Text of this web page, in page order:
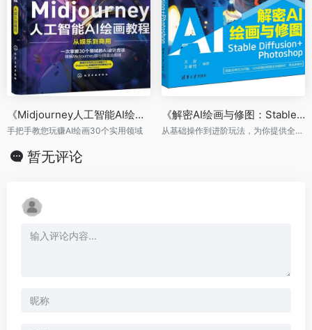
《Midjourney人工智能AI绘画教程：从娱乐到商用》
手把手教您玩赚AI绘画30个实用领域
《解密AI绘画与修图：Stable Diffusion+Photoshop》
从基础操作到进阶玩法，为你提供全面的Stable Diffusion学习指南。
暂无评论